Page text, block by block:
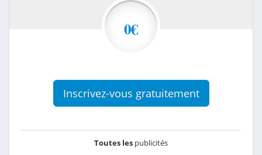
0€
Inscrivez-vous gratuitement
Toutes les publicités